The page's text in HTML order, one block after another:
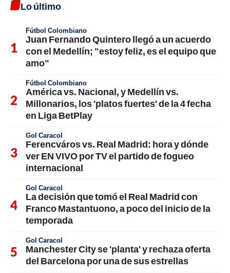
Lo último
Fútbol Colombiano
Juan Fernando Quintero llegó a un acuerdo
con el Medellín; "estoy feliz, es el equipo que
amo"
Fútbol Colombiano
América vs. Nacional, y Medellín vs.
Millonarios, los 'platos fuertes' de la 4 fecha
en Liga BetPlay
Gol Caracol
Ferencváros vs. Real Madrid: hora y dónde
ver EN VIVO por TV el partido de fogueo
internacional
Gol Caracol
La decisión que tomó el Real Madrid con
Franco Mastantuono, a poco del inicio de la
temporada
Gol Caracol
Manchester City se 'planta' y rechaza oferta
del Barcelona por una de sus estrellas